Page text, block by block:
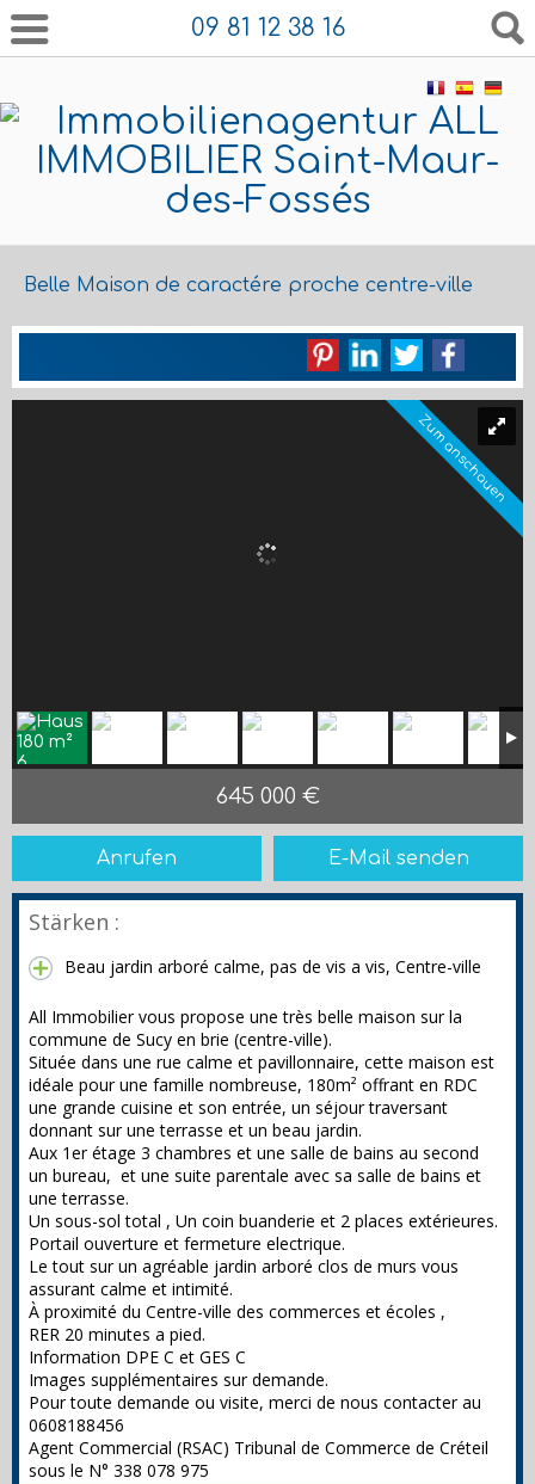
09 81 12 38 16
Belle Maison de caractére proche centre-ville
Zum anschauen
645 000 €
Anrufen E-Mail senden
Stärken :
Beau jardin arboré calme, pas de vis a vis, Centre-ville
All Immobilier vous propose une très belle maison sur la
commune de Sucy en brie (centre-ville).
Située dans une rue calme et pavillonnaire, cette maison est
idéale pour une famille nombreuse, 180m² offrant en RDC
une grande cuisine et son entrée, un séjour traversant
donnant sur une terrasse et un beau jardin.
Aux 1er étage 3 chambres et une salle de bains au second
un bureau, et une suite parentale avec sa salle de bains et
une terrasse.
Un sous-sol total , Un coin buanderie et 2 places extérieures.
Portail ouverture et fermeture electrique.
Le tout sur un agréable jardin arboré clos de murs vous
assurant calme et intimité.
À proximité du Centre-ville des commerces et écoles ,
RER 20 minutes a pied.
Information DPE C et GES C
Images supplémentaires sur demande.
Pour toute demande ou visite, merci de nous contacter au
0608188456
Agent Commercial (RSAC) Tribunal de Commerce de Créteil
sous le N° 338 078 975